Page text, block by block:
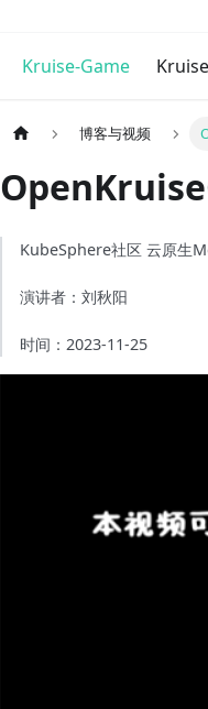
Kruise-Game
博客与视频
KubeSphere社区 云原生
演讲者：刘秋阳
时间：2023-11-25